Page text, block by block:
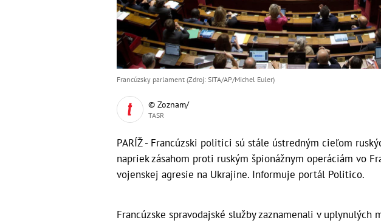
Francúzsky parlament (Zdroj: SITA/AP/Michel Euler)
© Zoznam/
TASR
PARÍŽ - Francúzski politici sú stále ústredným cieľom
napriek zásahom proti ruským špionážnym operáciám vo
vojenskej agresie na Ukrajine. Informuje portál Politico.
Francúzske spravodajské služby zaznamenali v uplynulých